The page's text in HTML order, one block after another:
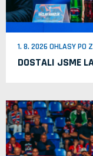
1. 8. 2026 OHLASY PO
DOSTALI JSME